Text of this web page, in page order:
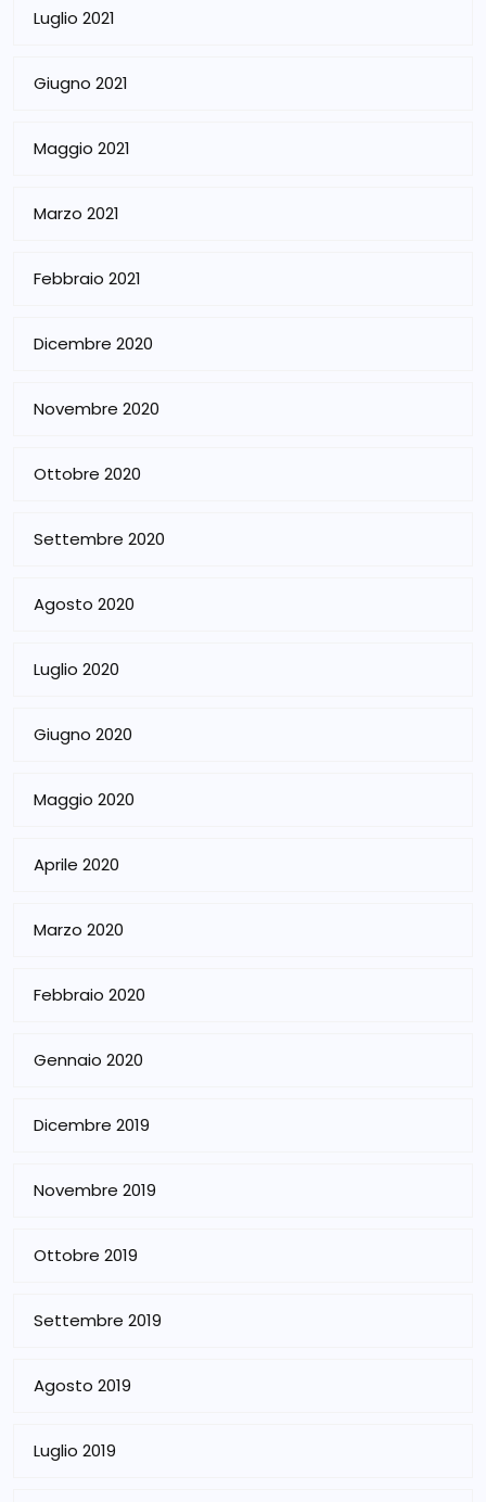
Luglio 2021
Giugno 2021
Maggio 2021
Marzo 2021
Febbraio 2021
Dicembre 2020
Novembre 2020
Ottobre 2020
Settembre 2020
Agosto 2020
Luglio 2020
Giugno 2020
Maggio 2020
Aprile 2020
Marzo 2020
Febbraio 2020
Gennaio 2020
Dicembre 2019
Novembre 2019
Ottobre 2019
Settembre 2019
Agosto 2019
Luglio 2019